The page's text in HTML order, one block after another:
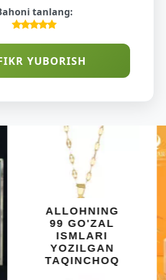
tanlang:
YUBORISH
DIYORIDA
O'SUVCHI
KUNDUR
DARAXTINING
SHIFOBAXSH
YELIMI: AQL,
XOTIRA VA
UMUMIY
SALOMATLIK
UCHUN
BEBAHO
NE'MAT